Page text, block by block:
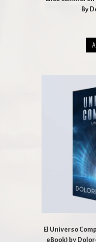
By
El Universo
eBook) by